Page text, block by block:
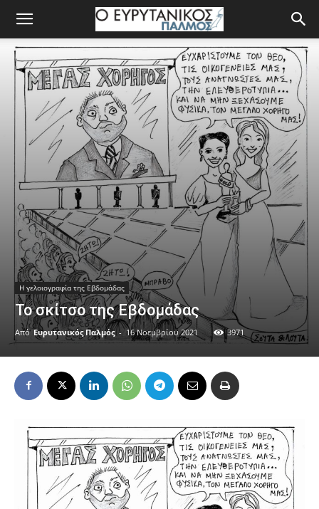
Η γελοιογραφία της Εβδομάδας
Το σκίτσο της Εβδομάδας
Από Ευρυτανικός Παλμός - 16 Νοεμβρίου 2021 3971